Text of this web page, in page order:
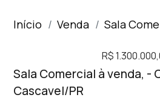
Início Venda Sala
R$
Sala Comercial à venda, -
Cascavel/PR